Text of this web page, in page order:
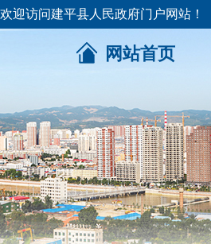
欢迎访问建平县人民政府门户网站！
网站首页